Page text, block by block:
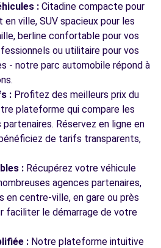
: Citadine compacte pour
ville, SUV spacieux pour les
berline confortable pour vos
ou utilitaire pour vos
- notre parc automobile répond à
: Profitez des meilleurs prix du
plateforme qui compare les
Réservez en ligne en
de tarifs transparents,
: Récupérez votre véhicule
agences partenaires,
en centre-ville, en gare ou près
faciliter le démarrage de votre
: Notre plateforme intuitive